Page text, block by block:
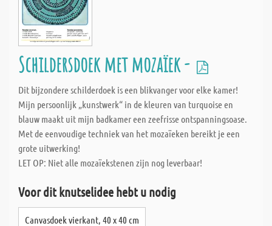
Schildersdoek met mozaïek -
Dit bijzondere schilderdoek is een blikvanger voor elke kamer!
Mijn persoonlijk „kunstwerk“ in de kleuren van turquoise en
blauw maakt uit mijn badkamer een zeefrisse ontspanningsoase.
Met de eenvoudige techniek van het mozaïeken bereikt je een
grote uitwerking!
LET OP: Niet alle mozaïekstenen zijn nog leverbaar!
Voor dit knutselidee hebt u nodig
Canvasdoek vierkant, 40 x 40 cm